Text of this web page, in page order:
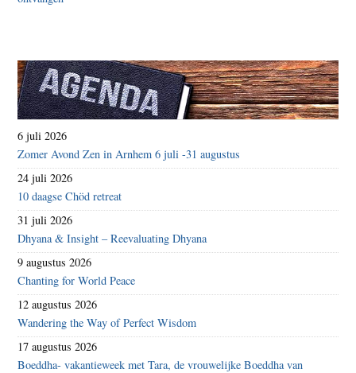
6 juli 2026
Zomer Avond Zen in Arnhem 6 juli -31 augustus
24 juli 2026
10 daagse Chöd retreat
31 juli 2026
Dhyana & Insight – Reevaluating Dhyana
9 augustus 2026
Chanting for World Peace
12 augustus 2026
Wandering the Way of Perfect Wisdom
17 augustus 2026
Boeddha- vakantieweek met Tara, de vrouwelijke Boeddha van